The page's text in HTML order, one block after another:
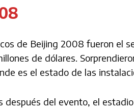
de Beijing 2008 fueron el
de dólares.
es el estado de las
después del evento, el